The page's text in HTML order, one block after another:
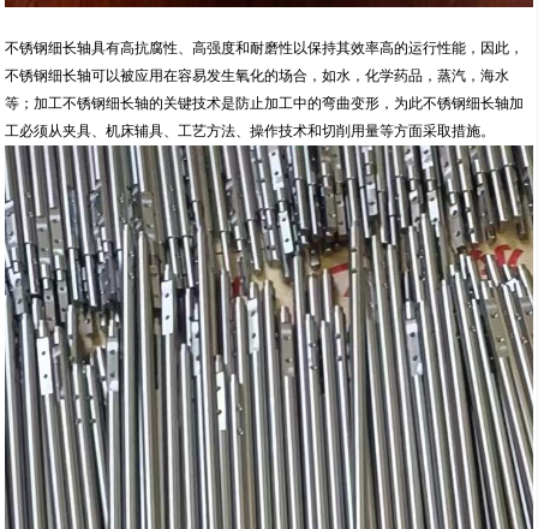
不锈钢细长轴具有高抗腐性、高强度和耐磨性以保持其效率高的运行性能，因此，
不锈钢细长轴可以被应用在容易发生氧化的场合，如水，化学药品，蒸汽，海水
等；加工不锈钢细长轴的关键技术是防止加工中的弯曲变形，为此不锈钢细长轴加
工必须从夹具、机床辅具、工艺方法、操作技术和切削用量等方面采取措施。